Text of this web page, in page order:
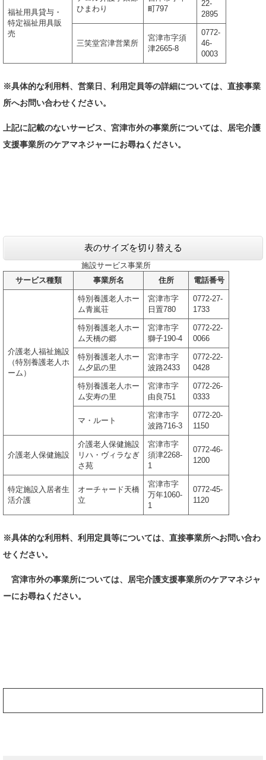
福祉用具貸与・
特定福祉用具販
売
ひまわり
町797
22-
2895
三笑堂宮津営業所
宮津市字須
津2665-8
0772-
46-
0003
※具体的な利用料、営業日、利用定員等の詳細については、直接事業
所へお問い合わせください。
上記に記載のないサービス、宮津市外の事業所については、居宅介護
支援事業所のケアマネジャーにお尋ねください。
表のサイズを切り替える
施設サービス事業所
サービス種類
事業所名 住所 電話番号
介護老人福祉施設
（特別養護老人ホ
ーム）
特別養護老人ホー
ム青嵐荘
宮津市字
日置780
0772-27-
1733
特別養護老人ホー
ム天橋の郷
宮津市字
獅子190-4
0772-22-
0066
特別養護老人ホー
ム夕凪の里
宮津市字
波路2433
0772-22-
0428
特別養護老人ホー
ム安寿の里
宮津市字
由良751
0772-26-
0333
マ・ルート
宮津市字
波路716-3
0772-20-
1150
介護老人保健施設
介護老人保健施設
リハ・ヴィラなぎ
さ苑
宮津市字
須津2268-
1
0772-46-
1200
特定施設入居者生
活介護
オーチャード天橋
立
宮津市字
万年1060-
1
0772-45-
1120
※具体的な利用料、利用定員等については、直接事業所へお問い合わ
せください。
宮津市外の事業所については、居宅介護支援事業所のケアマネジャ
ーにお尋ねください。